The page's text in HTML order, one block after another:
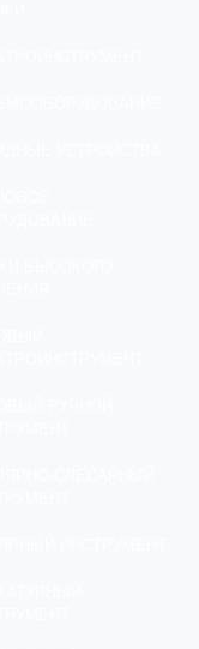
УСТРОЙСТВА
ВЫСОКОГО
РУЧНОЙ
СЛЕСАРНЫЙ
ИНСТРУМЕНТ